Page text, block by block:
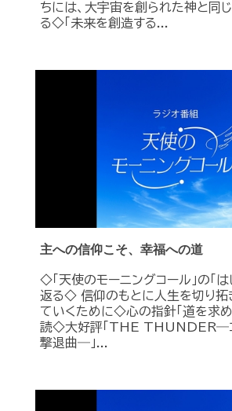
ちには、大宇宙を創られた神と同
る◇「未来を創造する...
主への信仰こそ、幸福への道
◇「天使のモーニングコール」の「は
返る◇ 信仰のもとに人生を切り拓
ていくために◇心の指針「道を求め
読◇大好評「THE THUNDER―
撃退曲―」...